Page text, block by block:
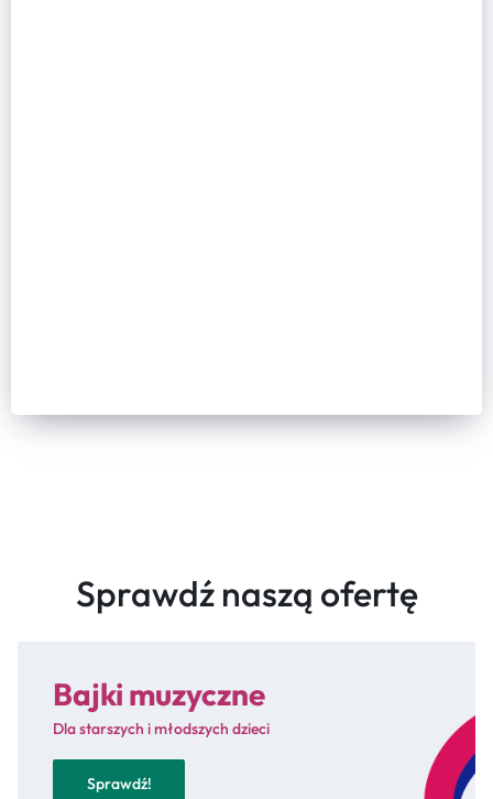
Sprawdź naszą ofertę
Bajki muzyczne
Dla starszych i młodszych dzieci
Sprawdź!